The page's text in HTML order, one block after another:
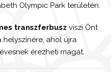
Olympic Park területén.
transzferbusz viszi Önt
helyszínére, ahol újra
érezheti magát.